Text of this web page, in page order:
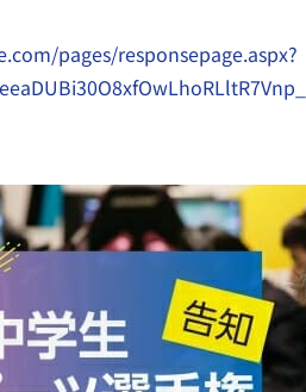
pages/responsepage.aspx?